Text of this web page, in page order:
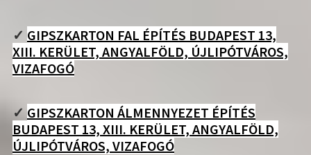
✓ GIPSZKARTON FAL ÉPÍTÉS BUDAPEST 13,
XIII. KERÜLET, ANGYALFÖLD, ÚJLIPÓTVÁROS,
VIZAFOGÓ
✓ GIPSZKARTON ÁLMENNYEZET ÉPÍTÉS
BUDAPEST 13, XIII. KERÜLET, ANGYALFÖLD,
ÚJLIPÓTVÁROS, VIZAFOGÓ